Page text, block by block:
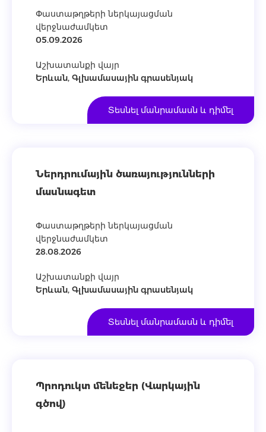
Փաստաթղթերի ներկայացման
վերջնաժամկետ
05.09.2026
Աշխատանքի վայր
Երևան, Գլխամասային գրասենյակ
Տեսնել մանրամասն և դիմել
Ներդրումային ծառայությունների
մասնագետ
Փաստաթղթերի ներկայացման
վերջնաժամկետ
28.08.2026
Աշխատանքի վայր
Երևան, Գլխամասային գրասենյակ
Տեսնել մանրամասն և դիմել
Պրոդուկտ մենեջեր (Վարկային
գծով)